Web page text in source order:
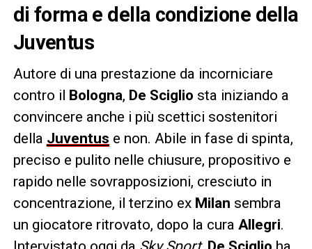
di forma e della condizione della
Juventus
Autore di una prestazione da incorniciare
contro il
Bologna, De Sciglio sta iniziando a
convincere anche i più scettici sostenitori
della Juventus e non. Abile in fase di spinta,
preciso e pulito nelle chiusure, propositivo e
rapido nelle sovrapposizioni, cresciuto in
concentrazione, il terzino ex Milan sembra
un giocatore ritrovato, dopo la cura Allegri.